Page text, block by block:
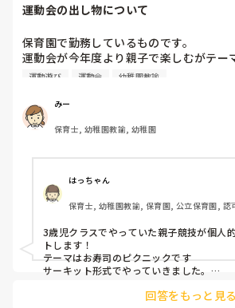
「やだじゃない！」と向き合ってしまうと
ちに子どもたちの気持ちも切り替わること
・おもちゃの電話や電話をかけるふりをし
さんやお父さんやキャラクターに電話をし
運動会の出し物について
保育園で勤務しているものです。
運動会が今年度より親子で楽しむがテー
運動遊び 運動会 幼稚園教諭
みー
保育士, 幼稚園教諭, 幼稚園
はっちゃん
保育士, 幼稚園教諭, 保育園, 公立保育園, 認
3歳児クラスでやっていた親子競技が個人
トします！
テーマはお寿司のピクニックです
サーキット形式でやっていきました。
回答をもっと見る